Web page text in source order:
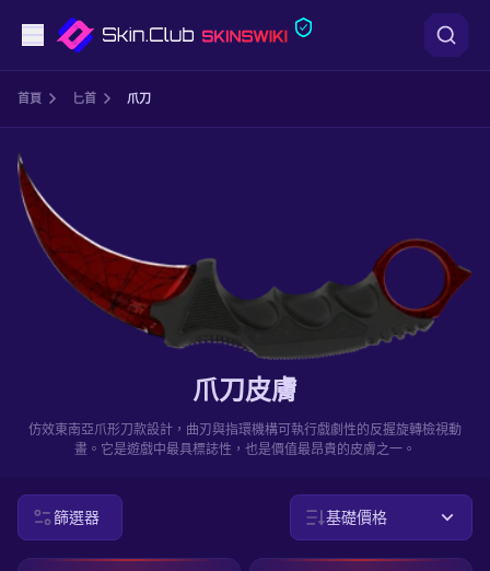
手槍
狙擊步槍
匕首
武器箱
ZH-TW
首頁 匕首 爪刀
爪刀皮膚
仿效東南亞爪形刀款設計，曲刃與指環機構可執行戲劇性的反握旋轉檢視動
畫。它是遊戲中最具標誌性，也是價值最昂貴的皮膚之一。
篩選器 基礎價格